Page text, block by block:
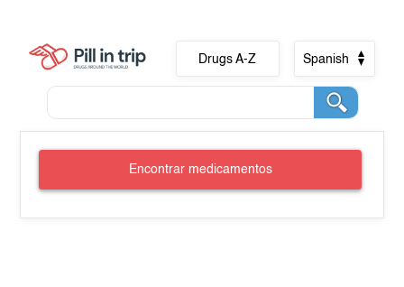
Drugs A-Z Spanish
Encontrar medicamentos